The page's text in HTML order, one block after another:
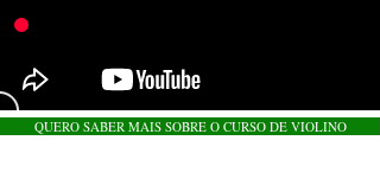
QUERO SABER MAIS SOBRE O CURSO DE VIOLINO